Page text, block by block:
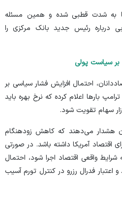
به شدت قطبی شده و همین مسئله
درباره رئیس جدید بانک مرکزی را
بر سیاست پولی
احتمال افزایش فشار سیاسی بر
بار‌ها اعلام کرده که نرخ بهره باید
سهام تقویت شود.
هشدار می‌دهند که کاهش زودهنگام
اقتصاد آمریکا داشته باشد. در صورتی
واقعی اقتصاد اجرا شود، احتمال
اعتبار فدرال رزرو در کنترل تورم آسیب